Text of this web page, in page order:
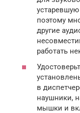
поэтому
другие
работать
в
наушники,
мышки и